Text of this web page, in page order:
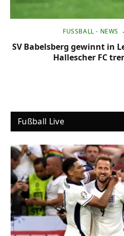
FUSSBALL - NEWS
SV Babelsberg gewinnt in
Hallescher FC
Fußball Live